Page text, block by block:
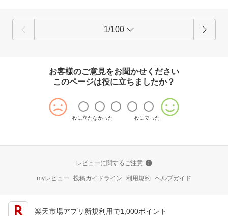
1/100
お客様のご意見をお聞かせください
このページは役に立ちましたか？
役に立たなかった 役に立った
レビューに関するご注意
myレビュー 投稿ガイドライン 利用規約 ヘルプガイド
楽天市場アプリ新規利用で1,000ポイント